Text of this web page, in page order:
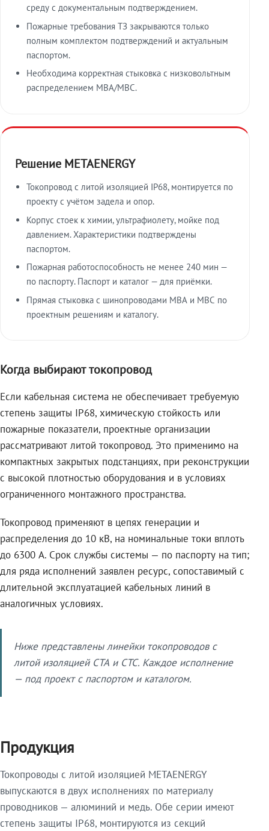
среду с документальным подтверждением.
Пожарные требования ТЗ закрываются только
полным комплектом подтверждений и актуальным
паспортом.
Необходима корректная стыковка с низковольтным
распределением МВА/МВС.
Решение METAENERGY
Токопровод с литой изоляцией IP68, монтируется по
проекту с учётом задела и опор.
Корпус стоек к химии, ультрафиолету, мойке под
давлением. Характеристики подтверждены
паспортом.
Пожарная работоспособность не менее 240 мин —
по паспорту. Паспорт и каталог — для приёмки.
Прямая стыковка с шинопроводами МВА и МВС по
проектным решениям и каталогу.
Когда выбирают токопровод
Если кабельная система не обеспечивает требуемую
степень защиты IP68, химическую стойкость или
пожарные показатели, проектные организации
рассматривают литой токопровод. Это применимо на
компактных закрытых подстанциях, при реконструкции
с высокой плотностью оборудования и в условиях
ограниченного монтажного пространства.
Токопровод применяют в цепях генерации и
распределения до 10 кВ, на номинальные токи вплоть
до 6300 А. Срок службы системы — по паспорту на тип;
для ряда исполнений заявлен ресурс, сопоставимый с
длительной эксплуатацией кабельных линий в
аналогичных условиях.
Ниже представлены линейки токопроводов с
литой изоляцией СТА и СТС. Каждое исполнение
— под проект с паспортом и каталогом.
Продукция
Токопроводы с литой изоляцией METAENERGY
выпускаются в двух исполнениях по материалу
проводников — алюминий и медь. Обе серии имеют
степень защиты IP68, монтируются из секций